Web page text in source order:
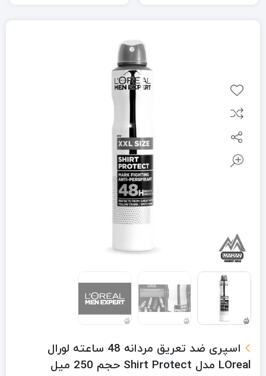
اسپری ضد تعریق مردانه 48 ساعته لورال
LOreal مدل Shirt Protect حجم 250 میل